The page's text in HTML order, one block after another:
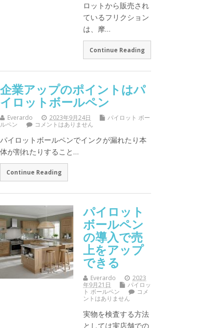
ロットから販売され
ているフリクション
は、摩…
Continue Reading
企業アップのポイントはパ
イロットボールペン
Everardo 2023年9月24日
パイロット ボー
ルペン
コメントはありません
パイロットボールペンでインクが漏れたり本
体が割れたりすること…
Continue Reading
パイロット
ボールペン
の導入で売
上をアップ
できる
Everardo
2023
年9月21日
パイロッ
ト ボールペン
コメ
ントはありません
実物を検査する方法
としては実店舗での